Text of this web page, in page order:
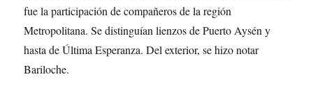
fue la participación de compañeros de la región
Metropolitana. Se distinguían lienzos de Puerto Aysén y
hasta de Última Esperanza. Del exterior, se hizo notar
Bariloche.